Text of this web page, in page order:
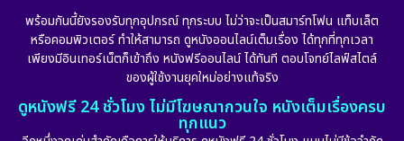
Fantasy จินตนาการ (265)
Film
พร้อมกันนี้ยังรองรับทุกอุปกรณ์ ทุกระบบ ไม่ว่าจะเป็นสมาร์ทโฟน แท็บเล็ต
หรือคอมพิวเตอร์ ทำให้สามารถ ดูหนังออนไลน์เต็มเรื่อง ได้ทุกที่ทุกเวลา
เพียงมีอินเทอร์เน็ตก็เข้าถึง หนังฟรีออนไลน์ ได้ทันที ตอบโจทย์ไลฟ์สไตล์
ของผู้ใช้งานยุคใหม่อย่างแท้จริง
ดูหนังฟรี 24 ชั่วโมง ไม่มีโฆษณากวนใจ หนังเต็มเรื่องครบ
ทุกแนว